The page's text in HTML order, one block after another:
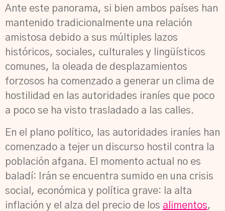
Ante este panorama, si bien ambos países han
mantenido tradicionalmente una relación
amistosa debido a sus múltiples lazos
históricos, sociales, culturales y lingüísticos
comunes, la oleada de desplazamientos
forzosos ha comenzado a generar un clima de
hostilidad en las autoridades iraníes que poco
a poco se ha visto trasladado a las calles.
En el plano político, las autoridades iraníes han
comenzado a tejer un discurso hostil contra la
población afgana. El momento actual no es
baladí: Irán se encuentra sumido en una crisis
social, económica y política grave: la alta
inflación y el alza del precio de los alimentos,